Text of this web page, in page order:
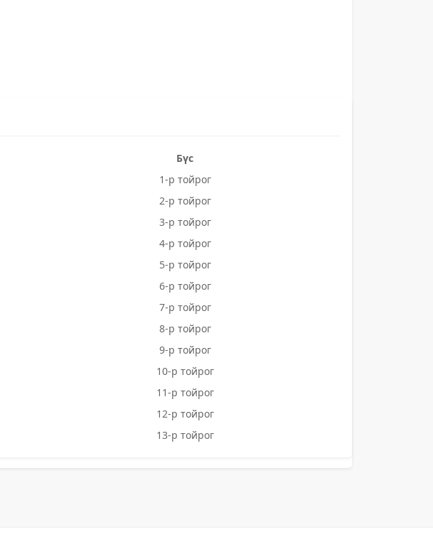
Бүс
1-р тойрог
2-р тойрог
3-р тойрог
4-р тойрог
5-р тойрог
6-р тойрог
7-р тойрог
8-р тойрог
9-р тойрог
10-р тойрог
11-р тойрог
12-р тойрог
13-р тойрог